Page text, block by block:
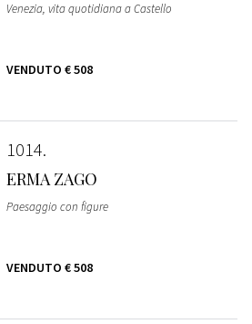
Venezia, vita quotidiana a Castello
VENDUTO € 508
1014
ERMA ZAGO
Paesaggio con figure
VENDUTO € 508